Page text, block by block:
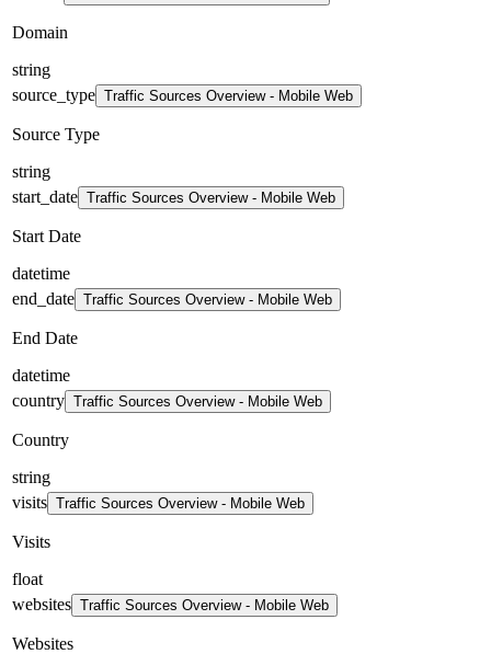
Domain
string
source_type Traffic Sources Overview - Mobile Web
Source Type
string
start_date Traffic Sources Overview - Mobile Web
Start Date
datetime
end_date Traffic Sources Overview - Mobile Web
End Date
datetime
country Traffic Sources Overview - Mobile Web
Country
string
visits Traffic Sources Overview - Mobile Web
Visits
float
websites Traffic Sources Overview - Mobile Web
Websites